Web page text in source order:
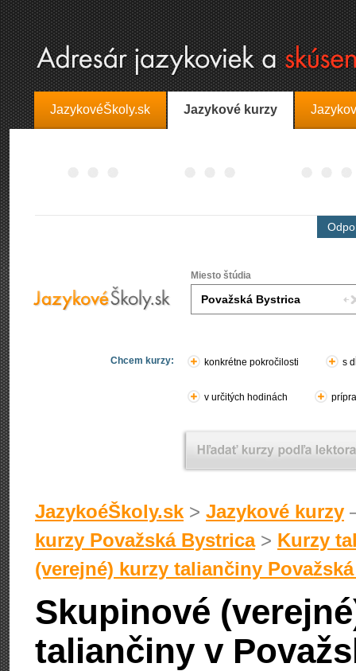
JazykovéŠkoly.sk Jazykové kurzy
Miesto štúdia
Chcem kurzy: konkrétne pokročilosti s
v určitých hodinách
JazykoéŠkoly.sk > Jazykové kurzy
kurzy Považská Bystrica> Kurzy
(verejné) kurzy taliančiny
Skupinové
taliančiny v